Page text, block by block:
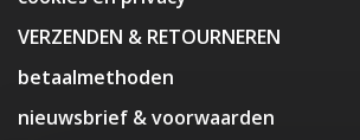
VERZENDEN & RETOURNEREN
betaalmethoden
nieuwsbrief & voorwaarden